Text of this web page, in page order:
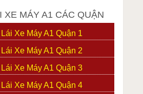
XE MÁY A1 CÁC QUẬN
Xe Máy A1 Quận 1
Xe Máy A1 Quận 2
Xe Máy A1 Quận 3
Xe Máy A1 Quận 4